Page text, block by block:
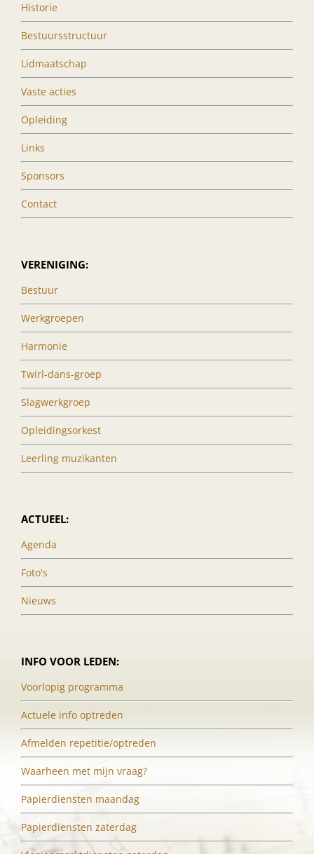
Historie
Bestuursstructuur
Lidmaatschap
Vaste acties
Opleiding
Links
Sponsors
Contact
VERENIGING:
Bestuur
Werkgroepen
Harmonie
Twirl-dans-groep
Slagwerkgroep
Opleidingsorkest
Leerling muzikanten
ACTUEEL:
Agenda
Foto's
Nieuws
INFO VOOR LEDEN:
Voorlopig programma
Actuele info optreden
Afmelden repetitie/optreden
Waarheen met mijn vraag?
Papierdiensten maandag
Papierdiensten zaterdag